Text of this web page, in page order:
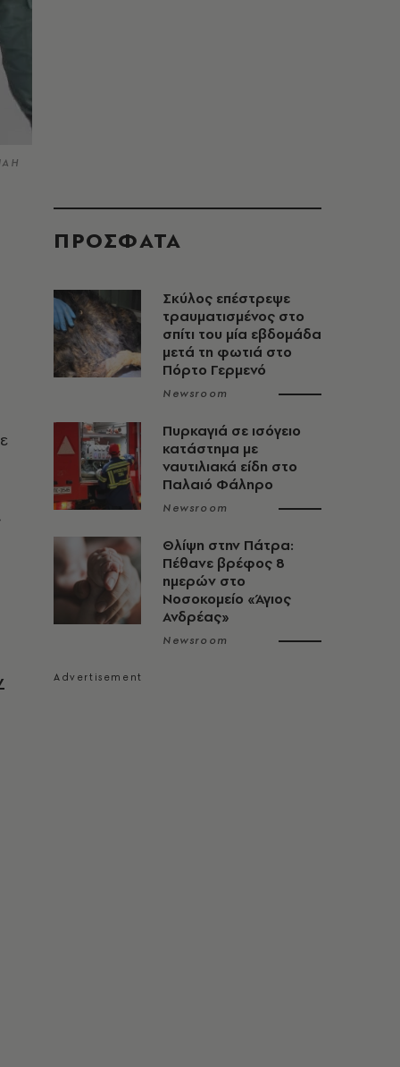
ΠΡΟΣΦΑΤΑ
Σκύλος επέστρεψε
τραυματισμένος στο
σπίτι του μία εβδομάδα
μετά τη φωτιά στο
Πόρτο Γερμενό
Newsroom
Πυρκαγιά σε ισόγειο
κατάστημα με
ναυτιλιακά είδη στο
Παλαιό Φάληρο
Newsroom
Θλίψη στην Πάτρα:
Πέθανε βρέφος 8
ημερών στο
Νοσοκομείο «Άγιος
Ανδρέας»
Newsroom